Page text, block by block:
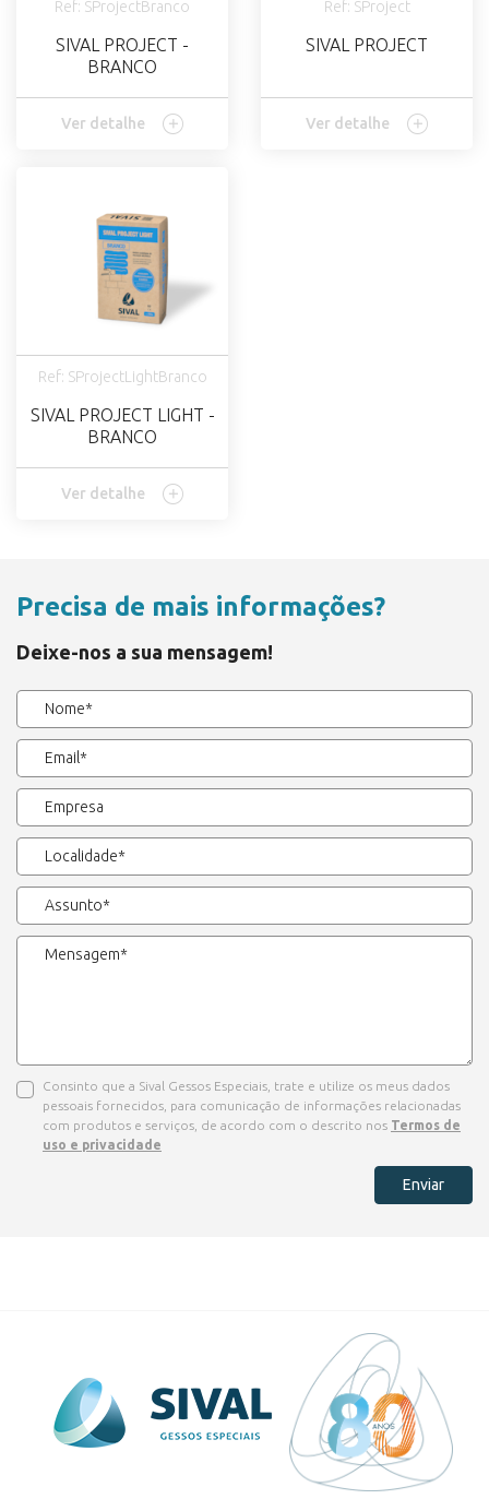
Ref: SProjectBranco
SIVAL PROJECT -
BRANCO
Ver detalhe
Ref: SProject
SIVAL PROJECT
Ver detalhe
Ref: SProjectLightBranco
SIVAL PROJECT LIGHT -
BRANCO
Ver detalhe
Precisa de mais informações?
Deixe-nos a sua mensagem!
Consinto que a Sival Gessos Especiais, trate e utilize os meus dados
pessoais fornecidos, para comunicação de informações relacionadas
com produtos e serviços, de acordo com o descrito nos Termos de
uso e privacidade
Enviar